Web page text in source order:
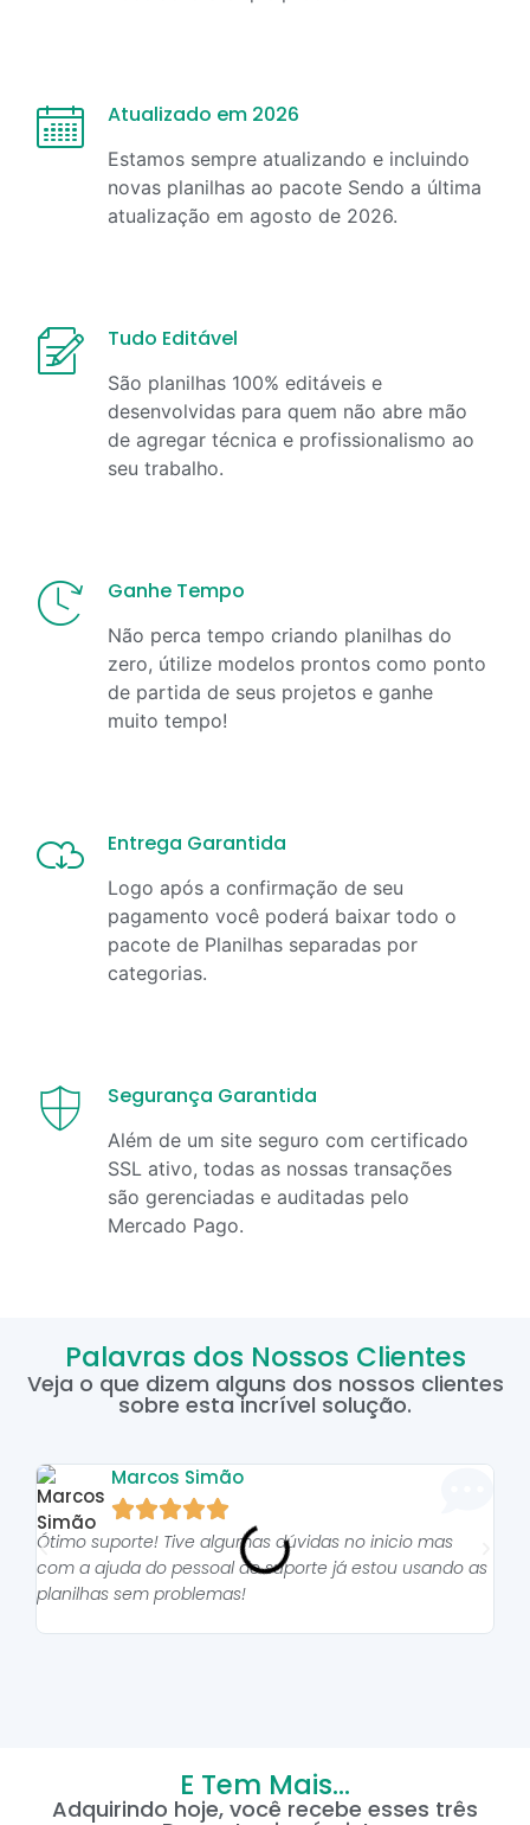
Atualizado em 2026
Estamos sempre atualizando e incluindo
novas planilhas ao pacote Sendo a última
atualização em agosto de 2026.
Tudo Editável
São planilhas 100% editáveis e
desenvolvidas para quem não abre mão
de agregar técnica e profissionalismo ao
seu trabalho.
Ganhe Tempo
Não perca tempo criando planilhas do
zero, útilize modelos prontos como ponto
de partida de seus projetos e ganhe
muito tempo!
Entrega Garantida
Logo após a confirmação de seu
pagamento você poderá baixar todo o
pacote de Planilhas separadas por
categorias.
Segurança Garantida
Além de um site seguro com certificado
SSL ativo, todas as nossas transações
são gerenciadas e auditadas pelo
Mercado Pago.
Palavras dos Nossos Clientes
Veja o que dizem alguns dos nossos clientes
sobre esta incrível solução.
Marcos Simão

Ótimo suporte! Tive algumas dúvidas no inicio mas
com a ajuda do pessoal do suporte já estou usando as
planilhas sem problemas!
E Tem Mais...
Adquirindo hoje, você recebe esses três